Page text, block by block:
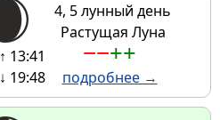
4, 5 лунный день
Растущая Луна
↑ 13:41
↓ 19:48
−−++
подробнее →